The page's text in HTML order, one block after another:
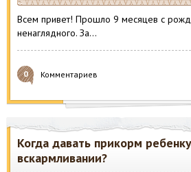
Всем привет! Прошло 9 месяцев с
ненаглядного. За…
0 Комментариев
Когда давать прикорм
вскармливании?